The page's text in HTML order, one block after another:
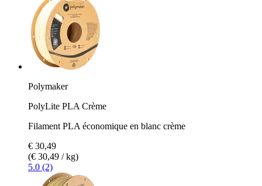
Polymaker
PolyLite PLA Crème
Filament PLA économique en blanc crème
€ 30,49
(€ 30,49 / kg)
5.0 (2)